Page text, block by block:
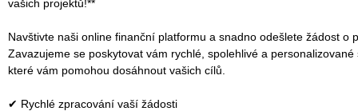
vašich projektů!**
Navštivte naši online finanční platformu a snadno odešlete žádost o
Zavazujeme se poskytovat vám rychlé, spolehlivé a personalizované
které vám pomohou dosáhnout vašich cílů.
✔ Rychlé zpracování vaší žádosti